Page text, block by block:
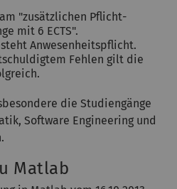
"zusätzlichen Pflicht-
mit 6 ECTS".
Anwesenheitspflicht.
Fehlen gilt die
die Studiengänge
Software Engineering und
Matlab